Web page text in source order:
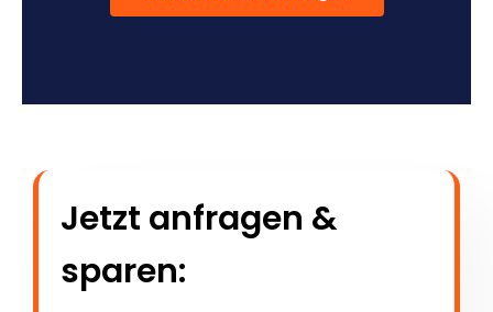
Jetzt anfragen &
sparen: